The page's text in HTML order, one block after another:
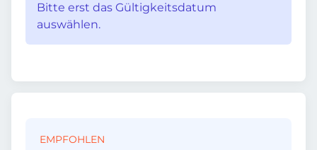
Bitte erst das Gültigkeitsdatum
auswählen.
EMPFOHLEN